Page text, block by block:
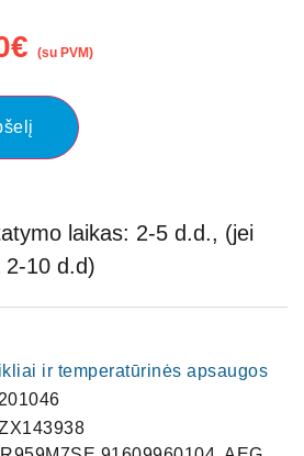
€ (su PVM)
laikas: 2-5 d.d., (jei
2-10 d.d)
ir temperatūrinės apsaugos